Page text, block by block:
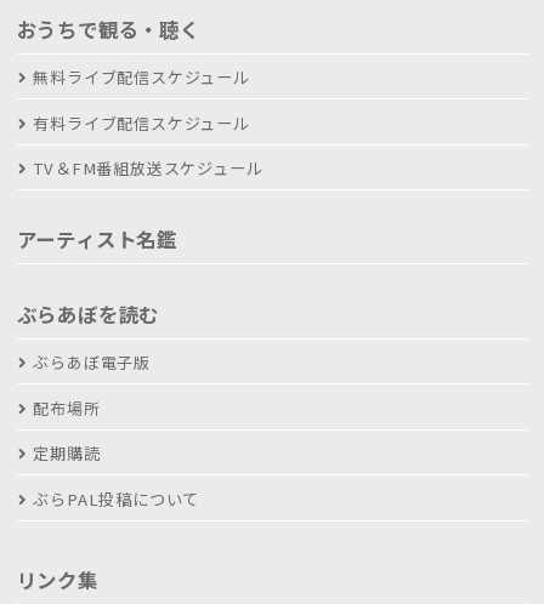
おうちで観る・聴く
無料ライブ配信スケジュール
有料ライブ配信スケジュール
TV＆FM番組放送スケジュール
アーティスト名鑑
ぶらあぼを読む
ぶらあぼ電子版
配布場所
定期購読
ぶらPAL投稿について
リンク集